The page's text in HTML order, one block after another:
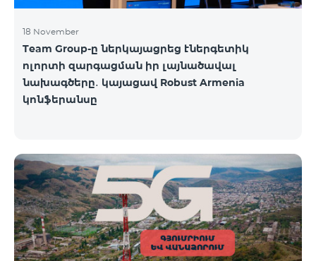
18 November
Team Group-ը ներկայացրեց էներգետիկ
ոլորտի զարգացման իր լայնածավալ
նախագծերը․ կայացավ Robust Armenia
կոնֆերանսը